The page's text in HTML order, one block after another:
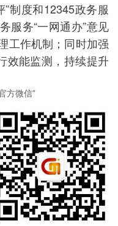
制度和12345政务服
服务“一网通办”意见
工作机制；同时加强
效能监测，持续提升
方微信”